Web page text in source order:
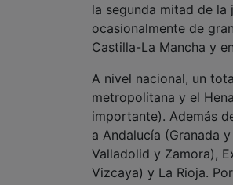
la segunda mitad de
ocasionalmente de
Castilla-La Mancha y
A nivel nacional, un
metropolitana y el
importante). Además
a Andalucía (Granada
Valladolid y Zamora),
Vizcaya) y La Rioja.